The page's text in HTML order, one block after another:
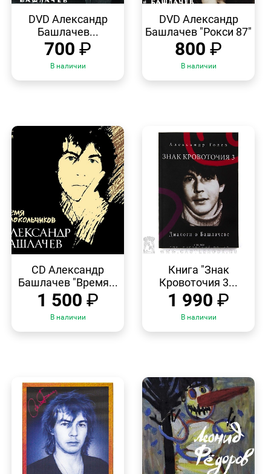
DVD Александр
Башлачев...
700 ₽
В наличии
DVD Александр
Башлачев "Рокси 87"
800 ₽
В наличии
ПРОСМОТР
CD Александр
Башлачев "Время...
1 500 ₽
В наличии
ПРОСМОТР
Книга "Знак
Кровоточия 3...
1 990 ₽
В наличии